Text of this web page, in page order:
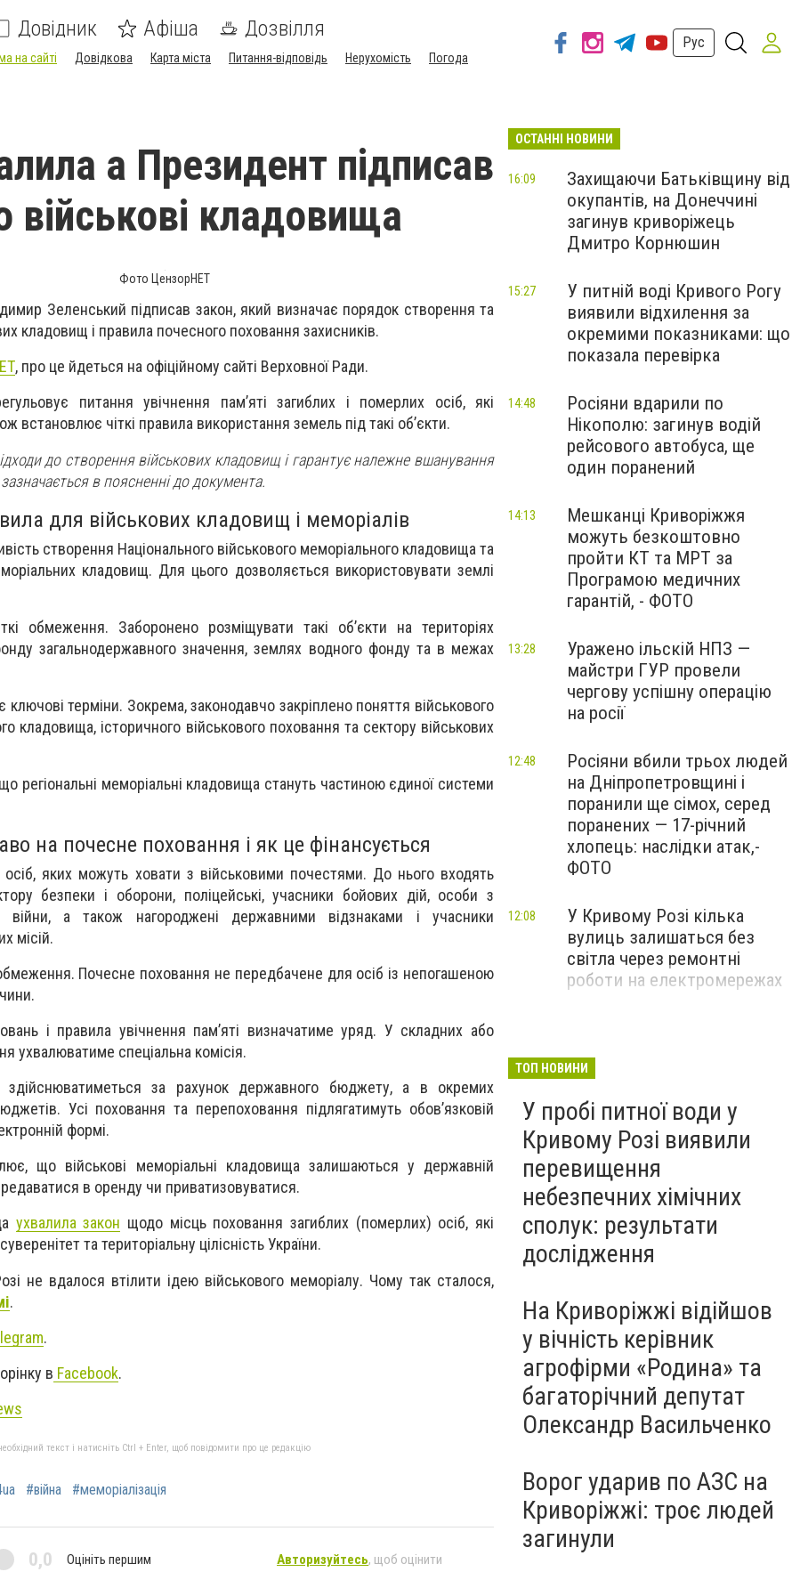
Довідник Афіша Дозвілля
на сайті Довідкова Карта міста Питання-відповідь Нерухомість Погода
Рус
а Президент підписав
військові кладовища
Фото ЦензорНЕТ
Зеленський підписав закон, який визначає порядок створення та
кладовищ і правила почесного поховання захисників.
, про це йдеться на офіційному сайті Верховної Ради.
питання увічнення пам’яті загиблих і померлих осіб, які
встановлює чіткі правила використання земель під такі об’єкти.
до створення військових кладовищ і гарантує належне вшанування
в поясненні до документа.
для військових кладовищ і меморіалів
створення Національного військового меморіального кладовища та
кладовищ. Для цього дозволяється використовувати землі
обмеження. Заборонено розміщувати такі об’єкти на територіях
загальнодержавного значення, землях водного фонду та в межах
терміни. Зокрема, законодавчо закріплено поняття військового
кладовища, історичного військового поховання та сектору військових
регіональні меморіальні кладовища стануть частиною єдиної системи
на почесне поховання і як це фінансується
осіб, яких можуть ховати з військовими почестями. До нього входять
безпеки і оборони, поліцейські, учасники бойових дій, особи з
війни, а також нагороджені державними відзнаками і учасники
місій.
Почесне поховання не передбачене для осіб із непогашеною
і правила увічнення пам’яті визначатиме уряд. У складних або
ухвалюватиме спеціальна комісія.
здійснюватиметься за рахунок державного бюджету, а в окремих
Усі поховання та перепоховання підлягатимуть обов’язковій
формі.
що військові меморіальні кладовища залишаються у державній
в оренду чи приватизовуватися.
ухвалила закон щодо місць поховання загиблих (померлих) осіб, які
та територіальну цілісність України.
не вдалося втілити ідею військового меморіалу. Чому так сталося,
.
.
в Facebook.
текст і натисніть Ctrl + Enter, щоб повідомити про це редакцію
#війна #меморіалізація
0,0 Оцініть першим Авторизуйтесь, щоб оцінити
ОСТАННІ НОВИНИ
Захищаючи Батьківщину від
окупантів, на Донеччині
загинув криворіжець
Дмитро Корнюшин
16:09
У питній воді Кривого Рогу
виявили відхилення за
окремими показниками: що
показала перевірка
15:27
Росіяни вдарили по
Нікополю: загинув водій
рейсового автобуса, ще
один поранений
14:48
Мешканці Криворіжжя
можуть безкоштовно
пройти КТ та МРТ за
Програмою медичних
гарантій, - ФОТО
14:13
Уражено ільскій НПЗ —
майстри ГУР провели
чергову успішну операцію
на росії
13:28
Росіяни вбили трьох людей
на Дніпропетровщині і
поранили ще сімох, серед
поранених — 17-річний
хлопець: наслідки атак,-
ФОТО
12:48
У Кривому Розі кілька
вулиць залишаться без
світла через ремонтні
роботи на електромережах
12:08
лабораторію за 139 тисяч
ТОП НОВИНИ
У пробі питної води у
Кривому Розі виявили
перевищення
небезпечних хімічних
сполук: результати
дослідження
На Криворіжжі відійшов
у вічність керівник
агрофірми «Родина» та
багаторічний депутат
Олександр Васильченко
Ворог ударив по АЗС на
Криворіжжі: троє людей
загинули